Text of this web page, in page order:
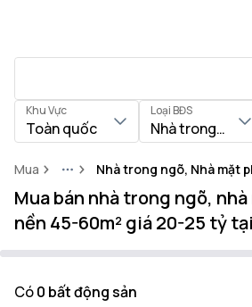
Khu Vực
Toàn quốc
Loại BĐS
Nhà trong ngõ,
Mua MoreNhà trong ngõ, Nhà mặt
Mua bán nhà trong ngõ,
nền 45-60m² giá 20-25 tỷ
Có0 bất động sản